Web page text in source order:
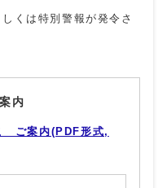
くは特別警報が発令さ
内
ご案内(PDF形式,